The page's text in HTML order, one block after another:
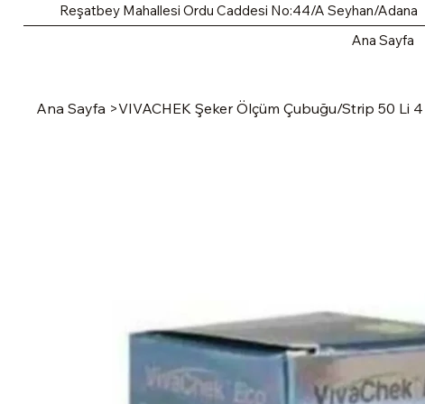
Reşatbey Mahallesi Ordu Caddesi No:44/A Seyhan/Adana
Ana Sayfa
Ana Sayfa >VIVACHEK Şeker Ölçüm Çubuğu/Strip 50 Li